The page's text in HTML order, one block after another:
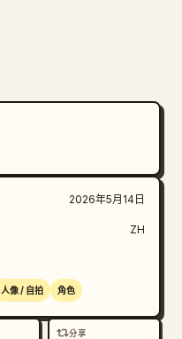
2026年5月14日
ZH
人像 / 自拍 角色
分享